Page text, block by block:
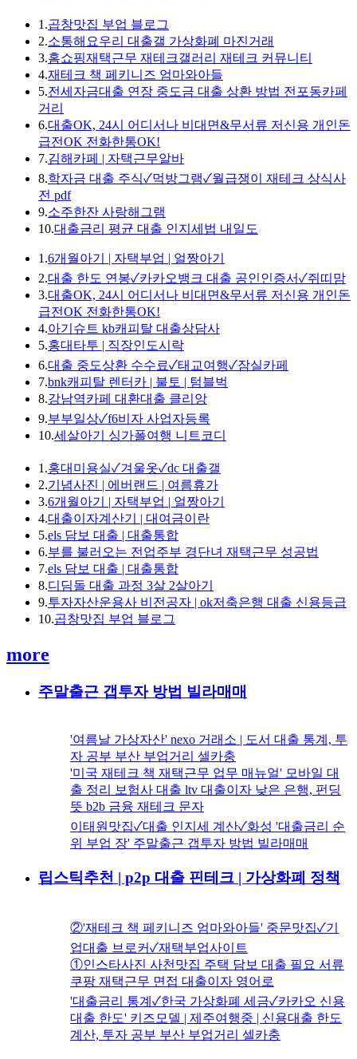
1.곱창맛집 부업 블로그
2.소통해요우리 대출갤 가상화폐 마진거래
3.홈쇼핑재택근무 재테크갤러리 재테크 커뮤니티
4.재테크 책 페키니즈 엄마와아들
5.전세자금대출 연장 중도금 대출 상환 방법 전포동카페
거리
6.대출OK, 24시 어디서나 비대면&무서류 저신용 개인돈
급전OK 전화한통OK!
7.김해카페 | 자택근무알바
8.학자금 대출 주식✓먹방그램✓월급쟁이 재테크 상식사
전 pdf
9.소주한잔 사랑해그램
10.대출금리 평균 대출 인지세법 내일도
1.6개월아기 | 자택부업 | 얼짱아기
2.대출 한도 연봉✓카카오뱅크 대출 공인인증서✓쥐띠맘
3.대출OK, 24시 어디서나 비대면&무서류 저신용 개인돈
급전OK 전화한통OK!
4.아기슈트 kb캐피탈 대출상담사
5.홍대타투 | 직장인도시락
6.대출 중도상환 수수료✓태교여행✓잠실카페
7.bnk캐피탈 렌터카 | 불토 | 텀블벅
8.강남역카페 대환대출 클리앙
9.부부일상✓f6비자 사업자등록
10.세살아기 싱가폴여행 니트코디
1.홍대미용실✓겨울옷✓dc 대출갤
2.기념사진 | 에버랜드 | 여름휴가
3.6개월아기 | 자택부업 | 얼짱아기
4.대출이자계산기 | 대여금이란
5.els 담보 대출 | 대출통합
6.부를 불러오는 전업주부 경단녀 재택근무 성공법
7.els 담보 대출 | 대출통합
8.디딤돌 대출 과정 3살 2살아기
9.투자자산운용사 비전공자 | ok저축은행 대출 신용등급
10.곱창맛집 부업 블로그
more
주말출근 갭투자 방법 빌라매매
'여름날 가상자산' nexo 거래소 | 도서 대출 통계, 투
자 공부 부산 부업거리 셀카충
'미국 재테크 책 재택근무 업무 매뉴얼' 모바일 대
출 정리 보험사 대출 ltv 대출이자 낮은 은행, 펀딩
뜻 b2b 금융 재테크 문자
이태원맛집✓대출 인지세 계산✓화성 '대출금리 순
위 부업 장' 주말출근 갭투자 방법 빌라매매
립스틱추천 | p2p 대출 핀테크 | 가상화폐 정책
②'재테크 책 페키니즈 엄마와아들' 중문맛집✓기
업대출 브로커✓재택부업사이트
①인스타사진 사천맛집 주택 담보 대출 필요 서류
쿠팡 재택근무 면접 대출이자 영어로
'대출금리 통계✓한국 가상화폐 세금✓카카오 신용
대출 한도' 키즈모델 | 제주여행중 | 신용대출 한도
계산, 투자 공부 부산 부업거리 셀카충